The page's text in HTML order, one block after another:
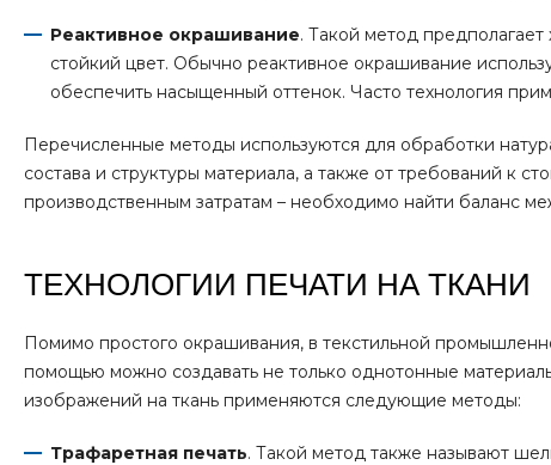
Реактивное окрашивание. Такой метод
стойкий цвет. Обычно реактивное окрашивание
обеспечить насыщенный оттенок. Часто технология
Перечисленные методы используются для обработки
состава и структуры материала, а также от требований к
производственным затратам – необходимо найти баланс
ТЕХНОЛОГИИ ПЕЧАТИ НА ТКАНИ
Помимо простого окрашивания, в текстильной
помощью можно создавать не только однотонные
изображений на ткань применяются следующие методы:
Трафаретная печать. Такой метод также называют